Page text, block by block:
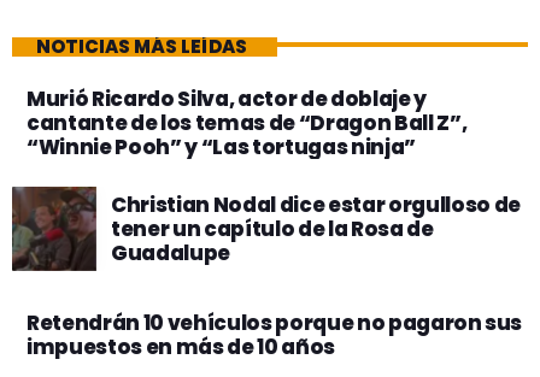
NOTICIAS MÁS LEÍDAS
Murió Ricardo Silva, actor de doblaje y
cantante de los temas de “Dragon Ball Z”,
“Winnie Pooh” y “Las tortugas ninja”
Christian Nodal dice estar orgulloso de
tener un capítulo de la Rosa de
Guadalupe
Retendrán 10 vehículos porque no pagaron sus
impuestos en más de 10 años